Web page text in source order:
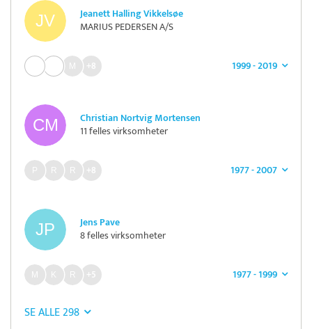
Jeanett Halling Vikkelsøe
MARIUS PEDERSEN A/S
1999 - 2019
+8
Christian Nortvig Mortensen
11 felles virksomheter
1977 - 2007
+8
Jens Pave
8 felles virksomheter
1977 - 1999
+5
SE ALLE 298